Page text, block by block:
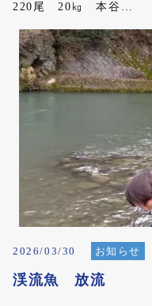
220尾 20㎏ 本谷…
2026/03/30 お知らせ
渓流魚 放流